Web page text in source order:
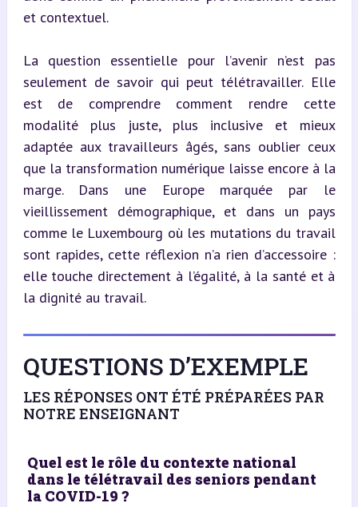
et contextuel.
La question essentielle pour l’avenir n’est pas
seulement de savoir qui peut télétravailler. Elle
est de comprendre comment rendre cette
modalité plus juste, plus inclusive et mieux
adaptée aux travailleurs âgés, sans oublier ceux
que la transformation numérique laisse encore à la
marge. Dans une Europe marquée par le
vieillissement démographique, et dans un pays
comme le Luxembourg où les mutations du travail
sont rapides, cette réflexion n’a rien d’accessoire :
elle touche directement à l’égalité, à la santé et à
la dignité au travail.
QUESTIONS D’EXEMPLE
LES RÉPONSES ONT ÉTÉ PRÉPARÉES PAR
NOTRE ENSEIGNANT
Quel est le rôle du contexte national
dans le télétravail des seniors pendant
la COVID-19 ?